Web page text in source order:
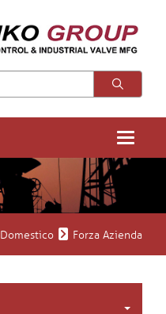
Toggle
Domestico Forza Azienda